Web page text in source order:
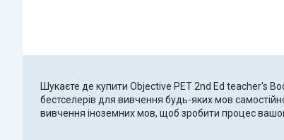
Шукаєте де купити Objective PET 2nd Ed teacher's
бестселерів для вивчення будь-яких мов
вивчення іноземних мов, щоб зробити процес